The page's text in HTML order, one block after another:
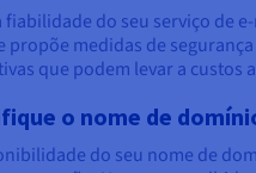
fiabilidade do seu serviço de
propõe medidas de
que podem levar a custos
o nome de
do seu nome de